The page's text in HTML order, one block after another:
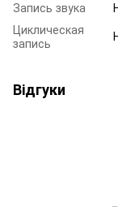
Запись звука
Циклическая
запись
Відгуки